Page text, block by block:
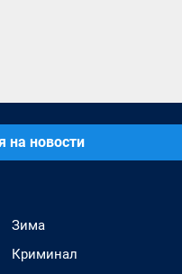
на новости
Зима
Криминал